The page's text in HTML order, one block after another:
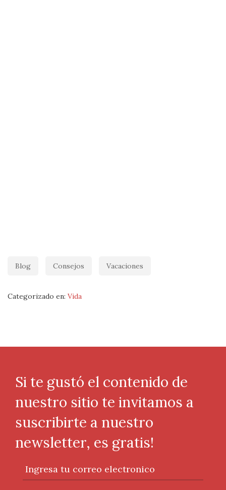
Blog Consejos Vacaciones
Categorizado en: Vida
Si te gustó el contenido de
nuestro sitio te invitamos a
suscribirte a nuestro
newsletter, es gratis!
Ingresa tu correo electronico